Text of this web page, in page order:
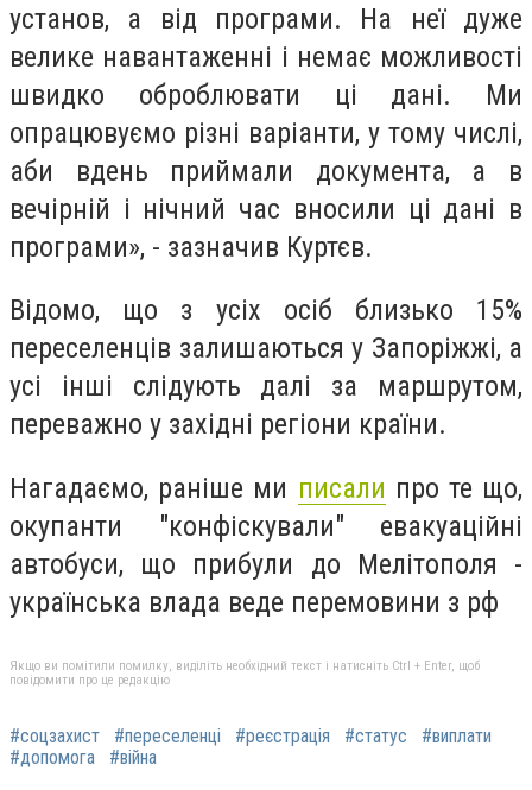
установ, а від програми. На неї дуже
велике навантаженні і немає можливості
швидко оброблювати ці дані. Ми
опрацювуємо різні варіанти, у тому числі,
аби вдень приймали документа, а в
вечірній і нічний час вносили ці дані в
програми», - зазначив Куртєв.
Відомо, що з усіх осіб близько 15%
переселенців залишаються у Запоріжжі, а
усі інші слідують далі за маршрутом,
переважно у західні регіони країни.
Нагадаємо, раніше ми писали про те що,
окупанти "конфіскували" евакуаційні
автобуси, що прибули до Мелітополя -
українська влада веде перемовини з рф
Якщо ви помітили помилку, виділіть необхідний текст і натисніть Ctrl + Enter, щоб
повідомити про це редакцію
#соцзахист #переселенці #реєстрація #статус
#виплати
#допомога
#війна